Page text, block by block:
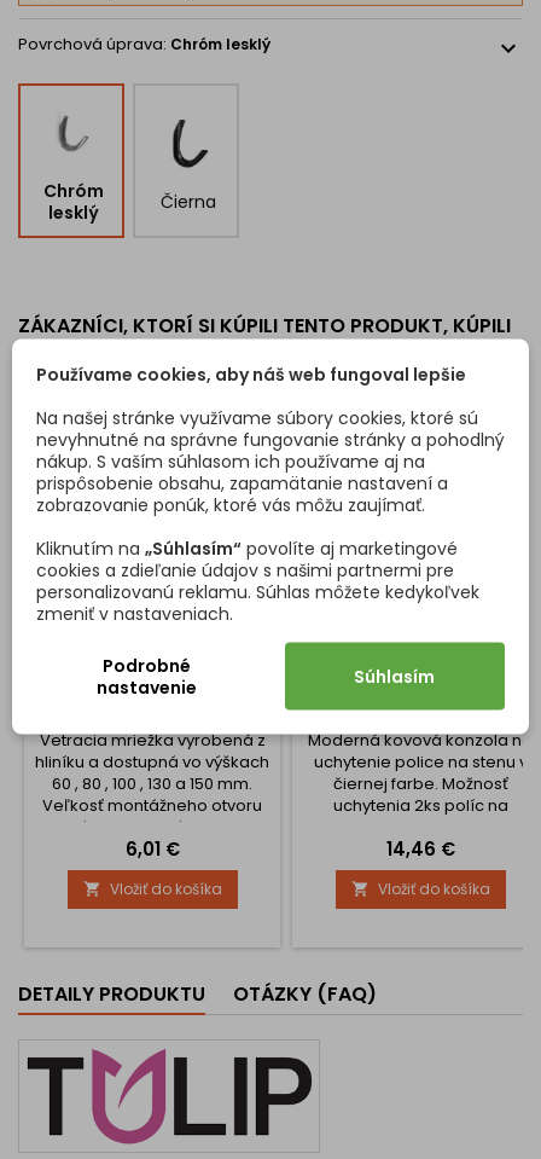
Povrchová úprava: Chróm lesklý expand_more
Chróm
lesklý
Čierna
ZÁKAZNÍCI, KTORÍ SI KÚPILI TENTO PRODUKT, KÚPILI
TIEŽ:
VETRACIA MRIEŽKA HUGO /
Vetracia mriežka vyrobená z
hliníku a dostupná vo výškach
60 , 80 , 100 , 130 a 150 mm.
Veľkosť montážneho otvoru
nájdete v obrázkoch.
Možnosť výberu dĺžky až 2
metre. Vetracia mriežka je
vhodná na odvetranie v
kuchyni ako aj do dosiek nad
Cena
6,01 €
 Vložiť do košíka
DRŽIAK POLICE VIGO /
Moderná kovová konzola na
uchytenie police na stenu v
čiernej farbe. Možnosť
uchytenia 2ks políc na
Súčasťou produktu sú aj
skrutky a inštalačný materiál.
Cena
14,46 €
 Vložiť do košíka
DETAILY PRODUKTU OTÁZKY (FAQ)
Používame cookies, aby náš web fungoval lepšie
Na našej stránke využívame súbory cookies, ktoré sú
nevyhnutné na správne fungovanie stránky a pohodlný
nákup. S vaším súhlasom ich používame aj na
prispôsobenie obsahu, zapamätanie nastavení a
zobrazovanie ponúk, ktoré vás môžu zaujímať.
Kliknutím na „Súhlasím“ povolíte aj marketingové
cookies a zdieľanie údajov s našimi partnermi pre
personalizovanú reklamu. Súhlas môžete kedykoľvek
zmeniť v nastaveniach.
Podrobné
nastavenie
Súhlasím